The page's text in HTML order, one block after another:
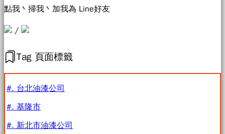
點我丶掃我丶加我為 Line好友
/
Tag 頁面標籤
#. 台北油漆公司
#. 基隆市
#. 新北市油漆公司